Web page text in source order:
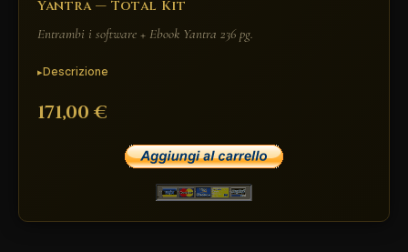
Yantra — Total Kit
Entrambi i software + Ebook Yantra 236 pg.
Descrizione
171,00 €